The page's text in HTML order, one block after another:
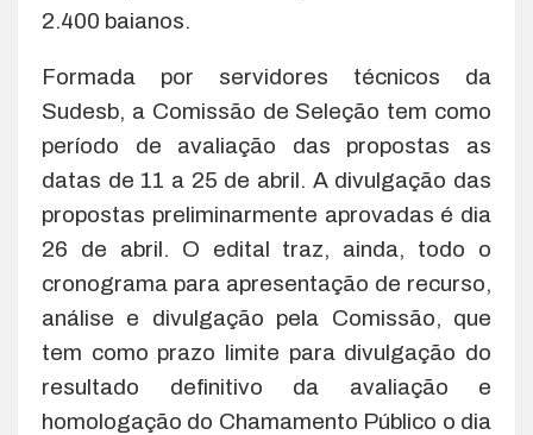
2.400 baianos.
Formada por servidores técnicos da
Sudesb, a Comissão de Seleção tem como
período de avaliação das propostas as
datas de 11 a 25 de abril. A divulgação das
propostas preliminarmente aprovadas é dia
26 de abril. O edital traz, ainda, todo o
cronograma para apresentação de recurso,
análise e divulgação pela Comissão, que
tem como prazo limite para divulgação do
resultado definitivo da avaliação e
homologação do Chamamento Público o dia